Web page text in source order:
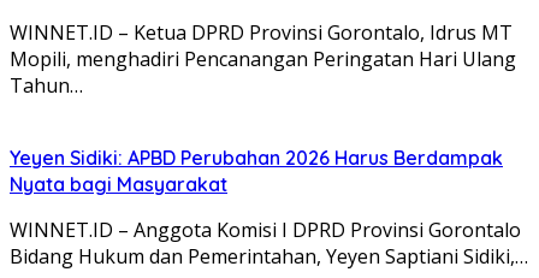
WINNET.ID – Ketua DPRD Provinsi Gorontalo, Idrus MT
Mopili, menghadiri Pencanangan Peringatan Hari Ulang
Tahun…
Yeyen Sidiki: APBD Perubahan 2026 Harus Berdampak
Nyata bagi Masyarakat
WINNET.ID – Anggota Komisi I DPRD Provinsi Gorontalo
Bidang Hukum dan Pemerintahan, Yeyen Saptiani Sidiki,…